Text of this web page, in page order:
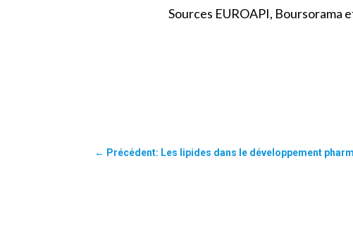
Sources EUROAPI, Boursorama
← Précédent: Les lipides dans le développement